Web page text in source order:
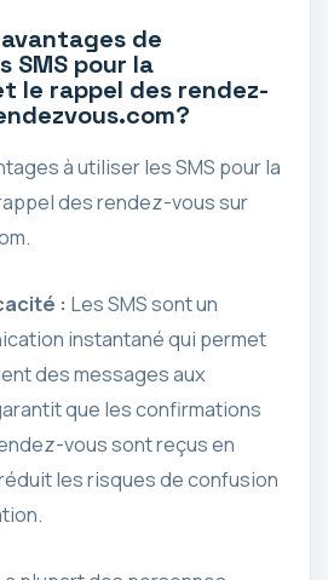
de
SMS pour la
le rappel des rendez-
à utiliser les SMS pour la
des rendez-vous sur
: Les SMS sont un
instantané qui permet
des messages aux
que les confirmations
vous sont reçus en
les risques de confusion